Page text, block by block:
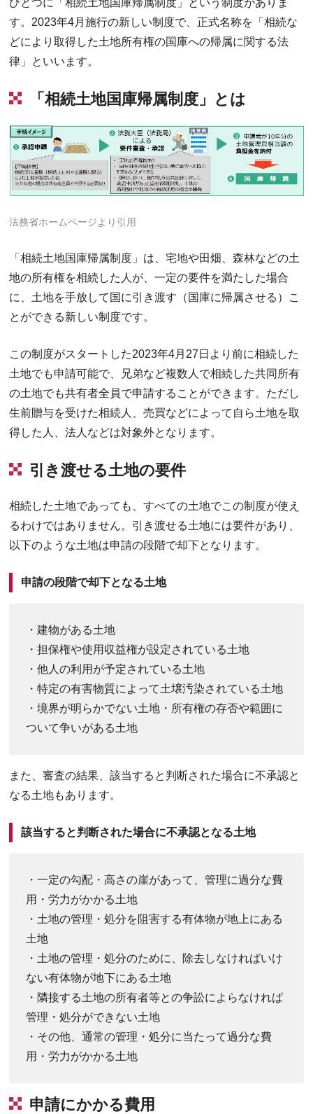
ひとつに「相続土地国庫帰属制度」という制度がありま
す。2023年4月施行の新しい制度で、正式名称を「相続な
どにより取得した土地所有権の国庫への帰属に関する法
律」といいます。
「相続土地国庫帰属制度」とは
法務省ホームページより引用
「相続土地国庫帰属制度」は、宅地や田畑、森林などの土
地の所有権を相続した人が、一定の要件を満たした場合
に、土地を手放して国に引き渡す（国庫に帰属させる）こ
とができる新しい制度です。
この制度がスタートした2023年4月27日より前に相続した
土地でも申請可能で、兄弟など複数人で相続した共同所有
の土地でも共有者全員で申請することができます。ただし
生前贈与を受けた相続人、売買などによって自ら土地を取
得した人、法人などは対象外となります。
引き渡せる土地の要件
相続した土地であっても、すべての土地でこの制度が使え
るわけではありません。引き渡せる土地には要件があり、
以下のような土地は申請の段階で却下となります。
申請の段階で却下となる土地
・建物がある土地
・担保権や使用収益権が設定されている土地
・他人の利用が予定されている土地
・特定の有害物質によって土壌汚染されている土地
・境界が明らかでない土地・所有権の存否や範囲に
ついて争いがある土地
また、審査の結果、該当すると判断された場合に不承認と
なる土地もあります。
該当すると判断された場合に不承認となる土地
・一定の勾配・高さの崖があって、管理に過分な費
用・労力がかかる土地
・土地の管理・処分を阻害する有体物が地上にある
土地
・土地の管理・処分のために、除去しなければいけ
ない有体物が地下にある土地
・隣接する土地の所有者等との争訟によらなければ
管理・処分ができない土地
・その他、通常の管理・処分に当たって過分な費
用・労力がかかる土地
申請にかかる費用